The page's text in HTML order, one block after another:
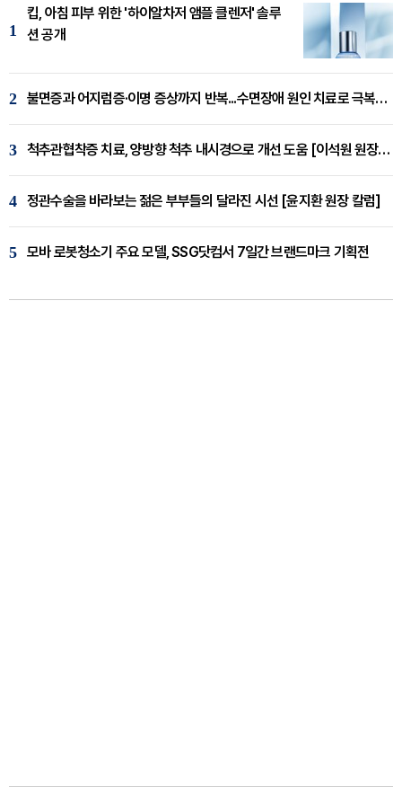
1
킵, 아침 피부 위한 '하이알차저 앰플 클렌저' 솔루
션 공개
2 불면증과 어지럼증·이명 증상까지 반복...수면장애 원인 치료로 극복해야
3 척추관협착증 치료, 양방향 척추 내시경으로 개선 도움 [이석원 원장 칼럼]
4 정관수술을 바라보는 젊은 부부들의 달라진 시선 [윤지환 원장 칼럼]
5 모바 로봇청소기 주요 모델, SSG닷컴서 7일간 브랜드마크 기획전